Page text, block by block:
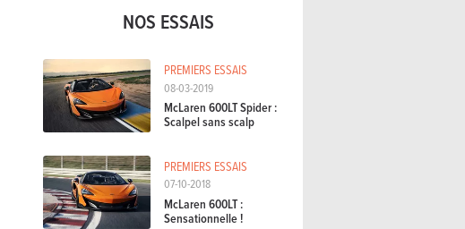
NOS ESSAIS
PREMIERS ESSAIS
08-03-2019
McLaren 600LT Spider :
Scalpel sans scalp
PREMIERS ESSAIS
07-10-2018
McLaren 600LT :
Sensationnelle !